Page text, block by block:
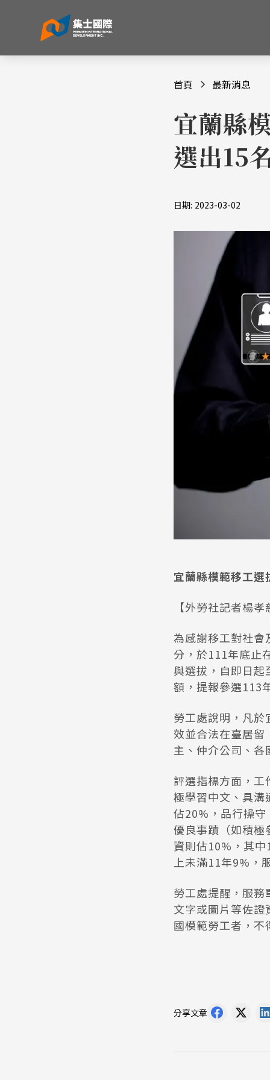
首頁 最新消息
宜蘭縣
選出15
日期: 2023-03-02
宜蘭縣模範移工
【外勞社記者楊
為感謝移工對社
分，於111年底止
與選拔，自即日
額，提報參選113
勞工處說明，凡
效並合法在臺居留
主、仲介公司、
評選指標方面，
極學習中文、具溝
佔20%，品行操
優良事蹟（如積
資則佔10%，其
上未滿11年9%，
勞工處提醒，服
文字或圖片等佐
國模範勞工者，
分享文章